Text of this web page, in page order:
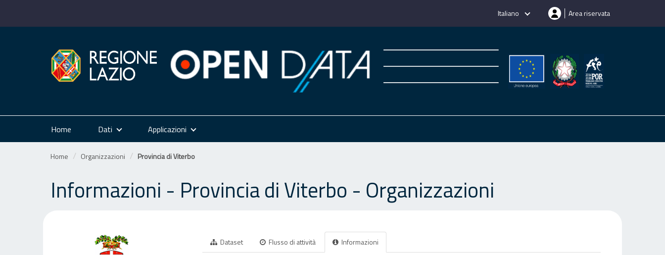
Italiano Area riservata
Home Dati Applicazioni
Home Organizzazioni Provincia di Viterbo
Informazioni - Provincia di Viterbo - Organizzazioni
Dataset Flusso di attività Informazioni